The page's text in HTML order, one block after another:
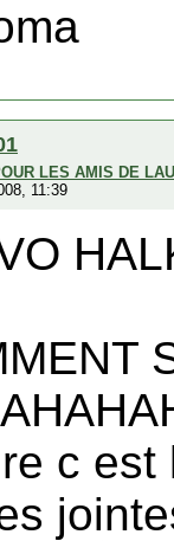
LES AMIS DE
11:39
c est